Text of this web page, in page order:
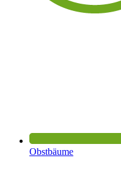
Obstbäume